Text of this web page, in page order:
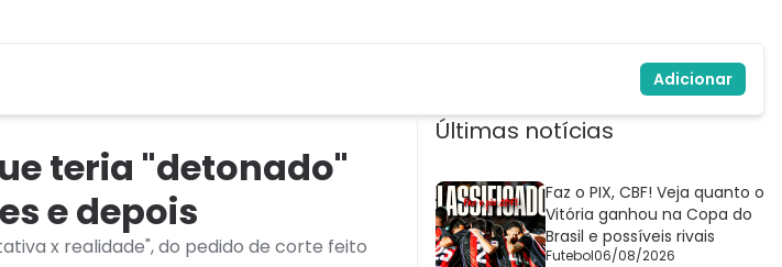
Adicionar
teria "detonado"
e depois
x realidade", do pedido de corte feito
Últimas notícias
Faz o PIX, CBF! Veja quanto o
Vitória ganhou na Copa do
Brasil e possíveis rivais
Futebol06/08/2026